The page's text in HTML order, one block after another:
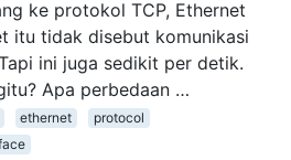
ke protokol TCP, Ethernet
itu tidak disebut komunikasi
ini juga sedikit per detik.
Apa perbedaan …
ethernet
protocol